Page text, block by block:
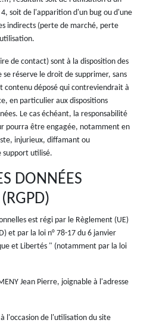
soit de l'apparition d'un bug ou d'une
indirects (perte de marché, perte
de contact) sont à la disposition des
se réserve le droit de supprimer, sans
contenu déposé qui contreviendrait à
en particulier aux dispositions
Le cas échéant, la responsabilité
pourra être engagée, notamment en
injurieux, diffamant ou
support utilisé.
DONNÉES
est régi par le Règlement (UE)
et par la loi n° 78-17 du 6 janvier
et Libertés " (notamment par la loi
Jean Pierre, joignable à l'adresse
l'occasion de l'utilisation du site